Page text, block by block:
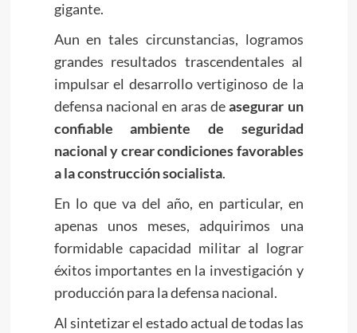
gigante.
Aun en tales circunstancias, logramos
grandes resultados trascendentales al
impulsar el desarrollo vertiginoso de la
defensa nacional en aras deasegurar un
confiable ambiente de seguridad
nacional y crear condiciones favorables
a la construcción socialista.
En lo que va del año, en particular, en
apenas unos meses, adquirimos una
formidable capacidad militar al lograr
éxitos importantes en la investigación y
producción para la defensa nacional.
Al sintetizar el estado actual de todas las